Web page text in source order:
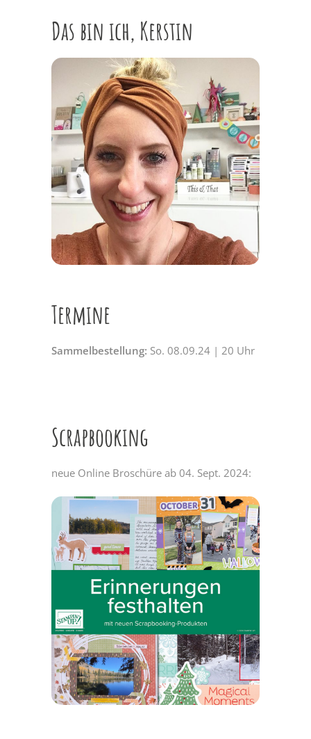
Das bin ich, Kerstin
Termine
Sammelbestellung: So. 08.09.24 | 20 Uhr
Scrapbooking
neue Online Broschüre ab 04. Sept. 2024: